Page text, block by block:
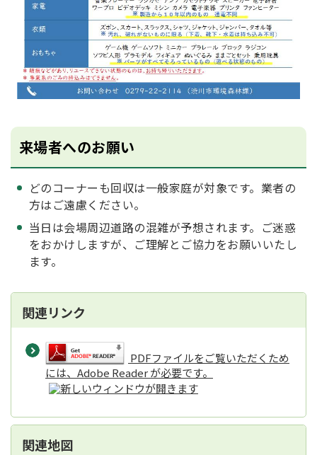
来場者へのお願い
どのコーナーも回収は一般家庭が対象です。業者の
方はご遠慮ください。
当日は会場周辺道路の混雑が予想されます。ご迷惑
をおかけしますが、ご理解とご協力をお願いいたし
ます。
関連リンク
PDFファイルをご覧いただくため
には、Adobe Reader が必要です。
関連地図